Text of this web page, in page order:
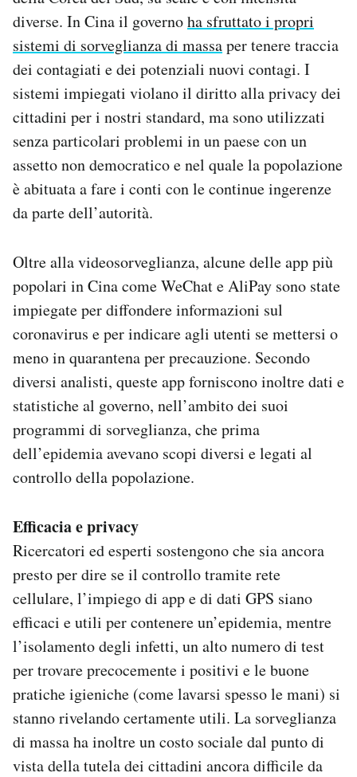
diverse. In Cina il governoha sfruttato i propri
sistemi di sorveglianza di massaper tenere traccia
dei contagiati e dei potenziali nuovi contagi. I
sistemi impiegati violano il diritto alla privacy dei
cittadini per i nostri standard, ma sono utilizzati
senza particolari problemi in un paese con un
assetto non democratico e nel quale la popolazione
è abituata a fare i conti con le continue ingerenze
da parte dell’autorità.
Oltre alla videosorveglianza, alcune delle app più
popolari in Cina come WeChat e AliPay sono state
impiegate per diffondere informazioni sul
coronavirus e per indicare agli utenti se mettersi o
meno in quarantena per precauzione. Secondo
diversi analisti, queste app forniscono inoltre dati e
statistiche al governo, nell’ambito dei suoi
programmi di sorveglianza, che prima
dell’epidemia avevano scopi diversi e legati al
controllo della popolazione.
Efficacia e privacy
Ricercatori ed esperti sostengono che sia ancora
presto per dire se il controllo tramite rete
cellulare, l’impiego di app e di dati GPS siano
efficaci e utili per contenere un’epidemia, mentre
l’isolamento degli infetti, un alto numero di test
per trovare precocemente i positivi e le buone
pratiche igieniche (come lavarsi spesso le mani) si
stanno rivelando certamente utili. La sorveglianza
di massa ha inoltre un costo sociale dal punto di
vista della tutela dei cittadini ancora difficile da